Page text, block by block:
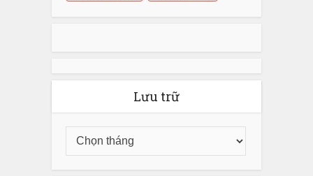
Lưu trữ